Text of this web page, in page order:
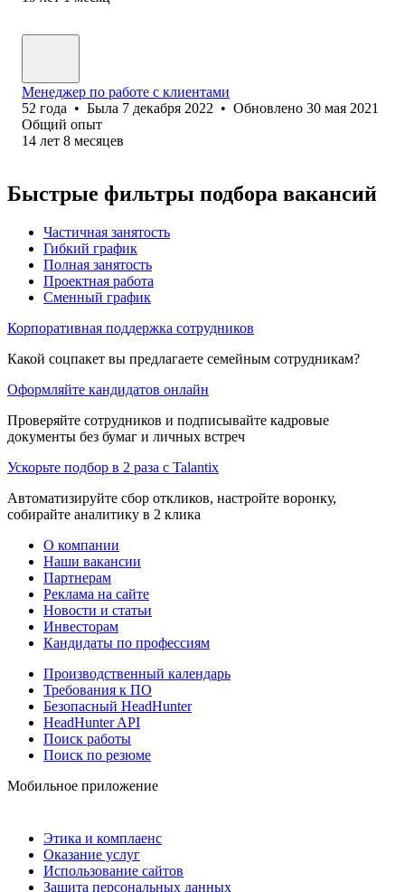
Менеджер по работе с клиентами
52 года • Была 7 декабря 2022 • Обновлено 30 мая 2021
Общий опыт
14 лет 8 месяцев
Быстрые фильтры подбора вакансий
Частичная занятость
Гибкий график
Полная занятость
Проектная работа
Сменный график
Корпоративная поддержка сотрудников
Какой соцпакет вы предлагаете семейным сотрудникам?
Оформляйте кандидатов онлайн
Проверяйте сотрудников и подписывайте кадровые
документы без бумаг и личных встреч
Ускорьте подбор в 2 раза с Talantix
Автоматизируйте сбор откликов, настройте воронку,
собирайте аналитику в 2 клика
О компании
Наши вакансии
Партнерам
Реклама на сайте
Новости и статьи
Инвесторам
Кандидаты по профессиям
Производственный календарь
Требования к ПО
Безопасный HeadHunter
HeadHunter API
Поиск работы
Поиск по резюме
Мобильное приложение
Этика и комплаенс
Оказание услуг
Использование сайтов
Защита персональных данных